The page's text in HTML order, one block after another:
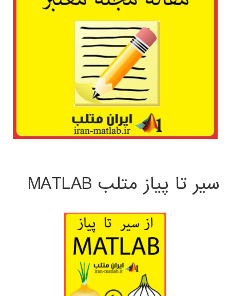
سیر تا پیاز متلب MATLAB